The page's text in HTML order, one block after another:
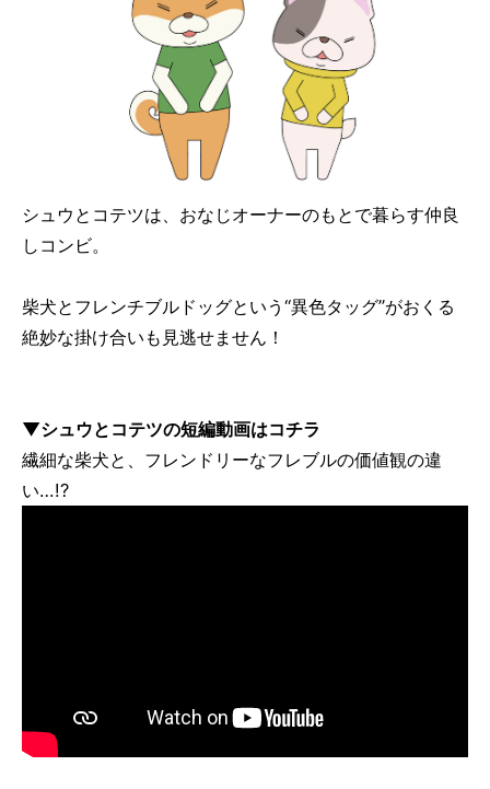
シュウとコテツは、おなじオーナーのもとで暮らす仲良
しコンビ。
柴犬とフレンチブルドッグという“異色タッグ”がおくる
絶妙な掛け合いも見逃せません！
▼シュウとコテツの短編動画はコチラ
繊細な柴犬と、フレンドリーなフレブルの価値観の違
い…!?